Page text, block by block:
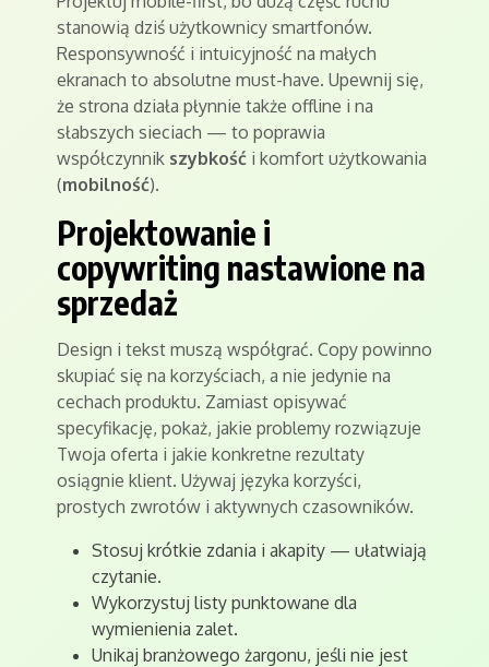
stanowią dziś użytkownicy smartfonów.
Responsywność i intuicyjność na małych
ekranach to absolutne must-have. Upewnij się,
że strona działa płynnie także offline i na
słabszych sieciach — to poprawia
współczynnik szybkość i komfort użytkowania
(mobilność).
Projektowanie i
copywriting nastawione na
sprzedaż
Design i tekst muszą współgrać. Copy powinno
skupiać się na korzyściach, a nie jedynie na
cechach produktu. Zamiast opisywać
specyfikację, pokaż, jakie problemy rozwiązuje
Twoja oferta i jakie konkretne rezultaty
osiągnie klient. Używaj języka korzyści,
prostych zwrotów i aktywnych czasowników.
Stosuj krótkie zdania i akapity — ułatwiają
czytanie.
Wykorzystuj listy punktowane dla
wymienienia zalet.
Unikaj branżowego żargonu, jeśli nie jest